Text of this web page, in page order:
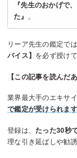
『先生のおかげで
た』 。
リーア先生の鑑定で
バイス】 を必ず授け
【この記事を読んだ
業界最大手のエキサ
で鑑定が受けられます
登録は、 たった30秒
理な引き延ばしや勧